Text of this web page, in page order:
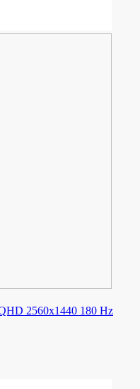
2560x1440 180 Hz